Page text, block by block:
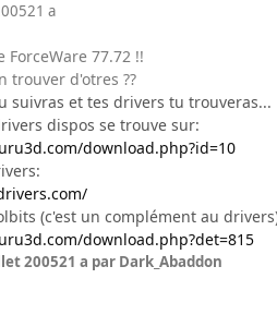
21 a
77.72 !!
trouver d'otres ??
suivras et tes drivers tu trouveras...
dispos se trouve sur:
download.php?id=10
(c'est un complément au
download.php?det=815
200521 a par Dark_Abaddon